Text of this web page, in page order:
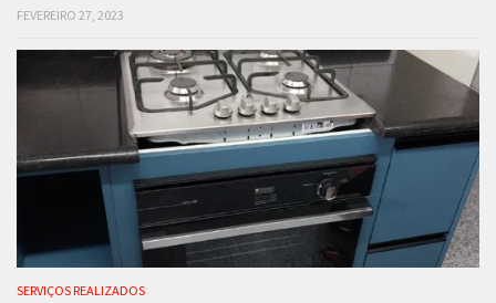
FEVEREIRO 27, 2023
SERVIÇOS REALIZADOS